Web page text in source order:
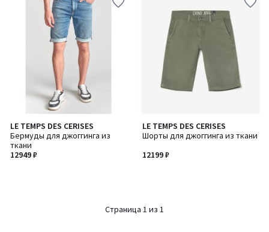
LE TEMPS DES CERISES
Бермуды для джоггинга из
ткани
12949 ₽
LE TEMPS DES CERISES
Шорты для джоггинга из ткани
12199 ₽
Страница 1 из 1